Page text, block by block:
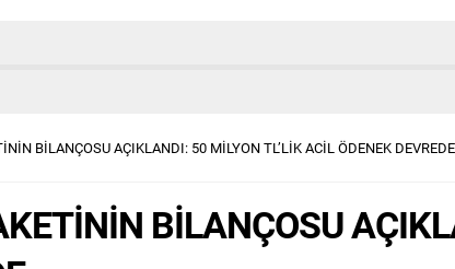
BİLANÇOSU AÇIKLANDI: 50 MİLYON TL’LİK ACİL ÖDENEK DEVREDE
BİLANÇOSU